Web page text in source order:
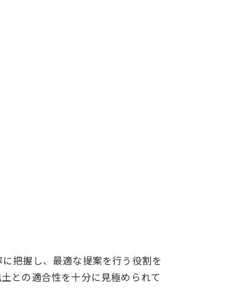
把握し、最適な提案を行う役割を
との適合性を十分に見極められて